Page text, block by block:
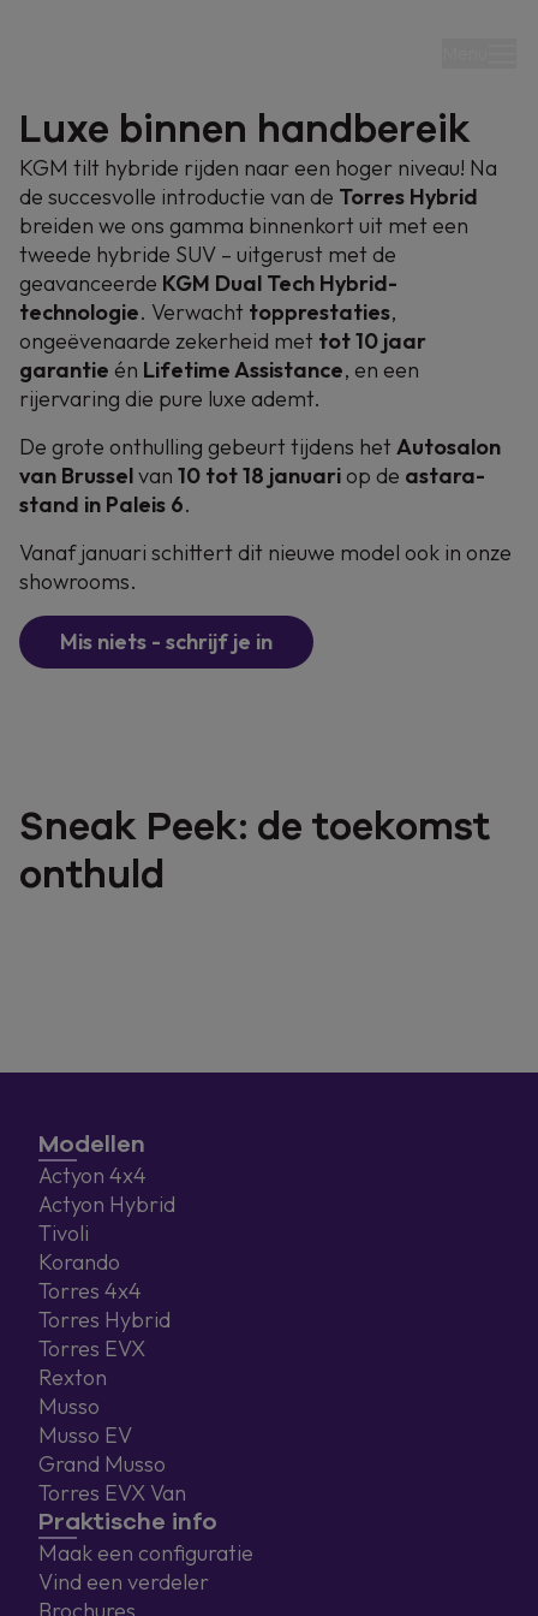
Nieuwe hybrid SUV
Hou me op de hoogte
Luxe binnen handbereik
KGM tilt hybride rijden naar een hoger niveau! Na
de succesvolle introductie van de Torres Hybrid
breiden we ons gamma binnenkort uit met een
tweede hybride SUV – uitgerust met de
geavanceerde KGM Dual Tech Hybrid-
technologie. Verwacht topprestaties,
ongeëvenaarde zekerheid met tot 10 jaar
garantie én Lifetime Assistance, en een
rijervaring die pure luxe ademt.
De grote onthulling gebeurt tijdens het Autosalon
van Brusselvan 10 tot 18 januari op de astara-
stand in Paleis 6.
Vanaf januari schittert dit nieuwe model ook in onze
showrooms.
Mis niets - schrijf je in
Sneak Peek: de toekomst
onthuld
Modellen
Actyon 4x4
Actyon Hybrid
Tivoli
Korando
Torres 4x4
Torres Hybrid
Torres EVX
Rexton
Musso
Musso EV
Grand Musso
Torres EVX Van
Praktische info
Maak een configuratie
Vind een verdeler